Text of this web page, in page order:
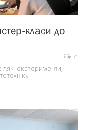
класи до
0
експерименти,